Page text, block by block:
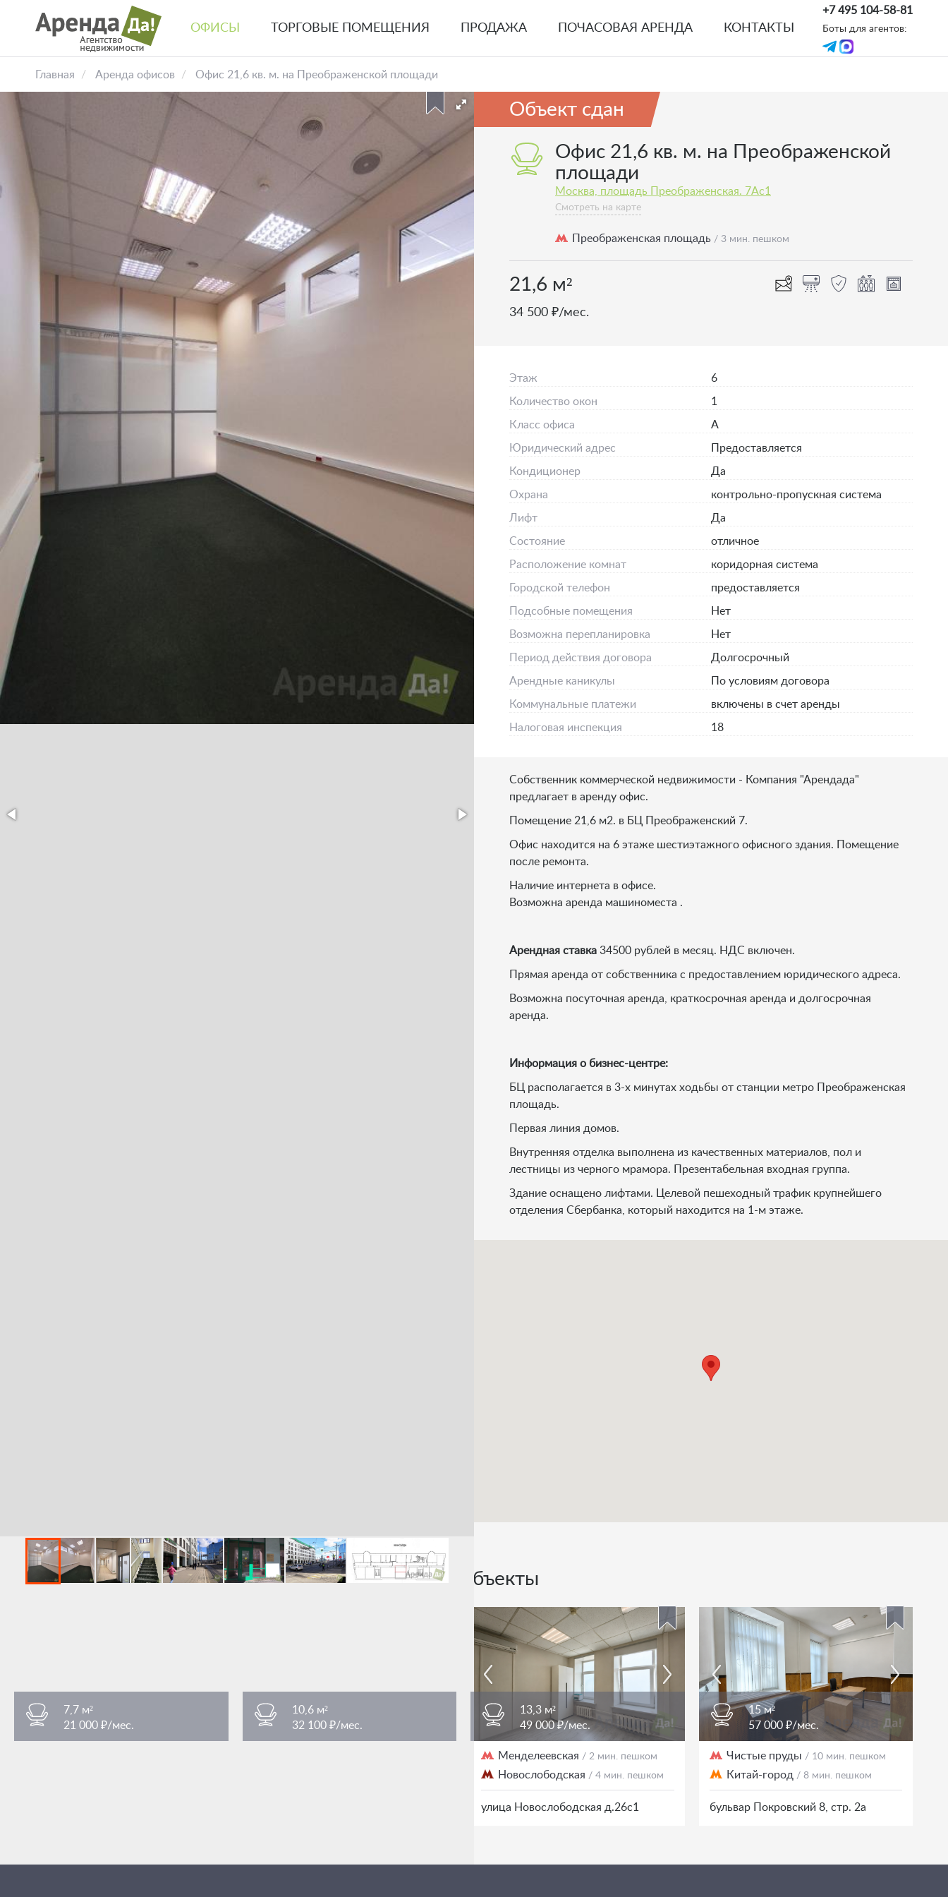
навигация
ОФИСЫ ТОРГОВЫЕ ПОМЕЩЕНИЯ ПРОДАЖА ПОЧАСОВАЯ АРЕНДА КОНТАКТЫ
+7 495 104-58-81
Боты для агентов:
Главная Аренда офисов Офис 21,6 кв. м. на Преображенской площади
Объект сдан
Офис 21,6 кв. м. на Преображенской
площади
Москва, площадь Преображенская. 7Ас1
Смотреть на карте
Преображенская площадь / 3 мин. пешком
21,6 м²
34 500 ₽/мес.
Этаж 6
Количество окон 1
Класс офиса A
Юридический адрес Предоставляется
Кондиционер Да
Охрана контрольно-пропускная система
Лифт Да
Состояние отличное
Расположение комнат коридорная система
Городской телефон предоставляется
Подсобные помещения Нет
Возможна перепланировка Нет
Период действия договора Долгосрочный
Арендные каникулы По условиям договора
Коммунальные платежи включены в счет аренды
Налоговая инспекция 18
Собственник коммерческой недвижимости - Компания "Арендада"
предлагает в аренду офис.
Помещение 21,6 м2. в БЦ Преображенский 7.
Офис находится на 6 этаже шестиэтажного офисного здания. Помещение
после ремонта.
Наличие интернета в офисе.
Возможна аренда машиноместа .
Арендная ставка 34500 рублей в месяц. НДС включен.
Прямая аренда от собственника с предоставлением юридического адреса.
Возможна посуточная аренда, краткосрочная аренда и долгосрочная
аренда.
Информация о бизнес-центре:
БЦ располагается в 3-х минутах ходьбы от станции метро Преображенская
площадь.
Первая линия домов.
Внутренняя отделка выполнена из качественных материалов, пол и
лестницы из черного мрамора. Презентабельная входная группа.
Здание оснащено лифтами. Целевой пешеходный трафик крупнейшего
отделения Сбербанка, который находится на 1-м этаже.
Похожие объекты
7,7 м²
21 000 ₽/мес.
10,6 м²
32 100 ₽/мес.
13,3 м²
49 000 ₽/мес.
Менделеевская / 2 мин. пешком
Новослободская / 4 мин. пешком
улица Новослободская д.26с1
15 м²
57 000 ₽/мес.
Чистые пруды / 10 мин. пешком
Китай-город / 8 мин. пешком
бульвар Покровский 8, стр. 2а